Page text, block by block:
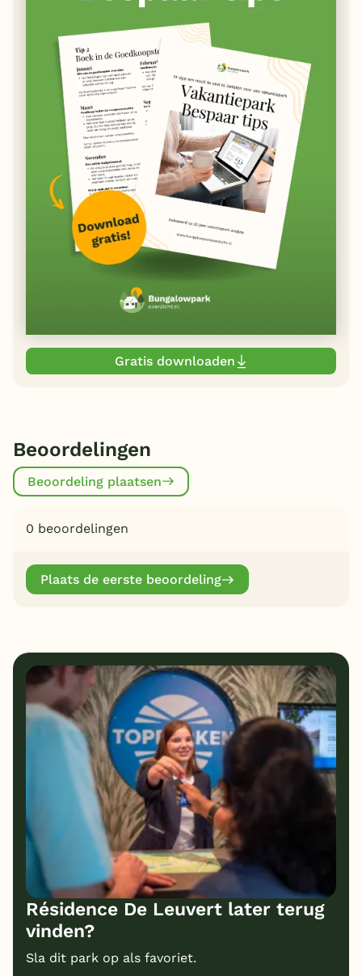
Gratis downloaden
Beoordelingen
Beoordeling plaatsen
0 beoordelingen
Plaats de eerste beoordeling
Résidence De Leuvert later terug
vinden?
Sla dit park op als favoriet.